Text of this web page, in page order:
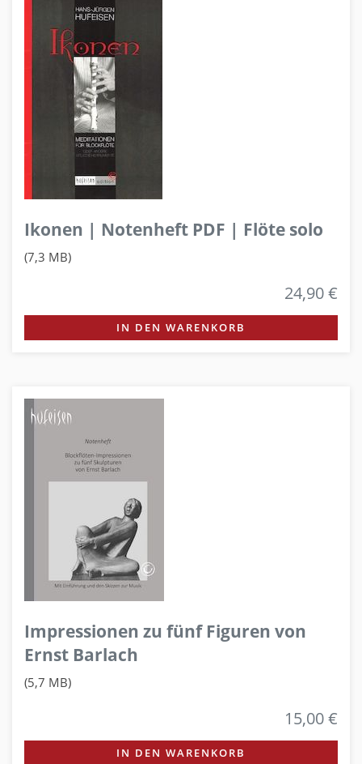
Ikonen | Notenheft PDF | Flöte solo
(7,3 MB)
24,90 €
IN DEN WARENKORB
Impressionen zu fünf Figuren von
Ernst Barlach
(5,7 MB)
15,00 €
IN DEN WARENKORB